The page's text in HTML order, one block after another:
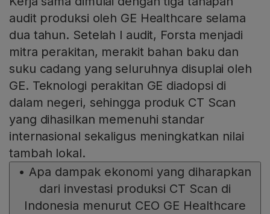
audit produksi oleh GE Healthcare selama
dua tahun. Setelah l audit, Forsta menjadi
mitra perakitan, merakit bahan baku dan
suku cadang yang seluruhnya disuplai oleh
GE. Teknologi perakitan GE diadopsi di
dalam negeri, sehingga produk CT Scan
yang dihasilkan memenuhi standar
internasional sekaligus meningkatkan nilai
tambah lokal.
• Apa dampak ekonomi yang diharapkan
dari investasi produksi CT Scan di
Indonesia menurut CEO GE Healthcare